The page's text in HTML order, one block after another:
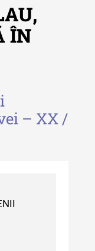
- XLIV
- XLIII
Muzeului
ÎN
– XX /